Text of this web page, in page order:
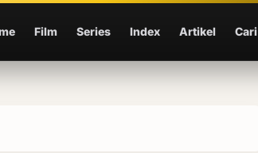
Film Series Index Artikel Cari